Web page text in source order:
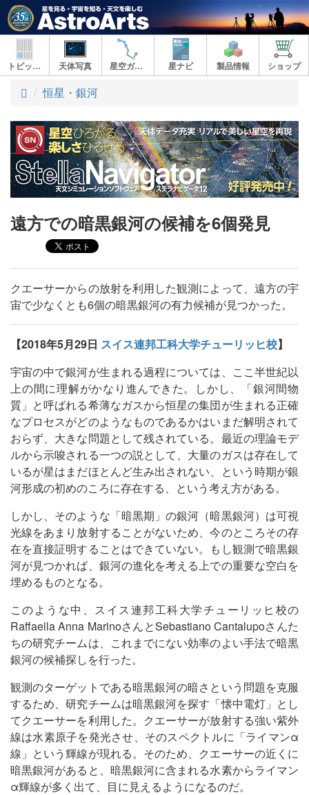
トピックス 天体写真 星空ガイド 星ナビ 製品情報 ショップ
ト
プ
恒星・銀河
遠方での暗黒銀河の候補を6個発見
クエーサーからの放射を利用した観測によって、遠方の宇
宙で少なくとも6個の暗黒銀河の有力候補が見つかった。
【2018年5月29日 スイス連邦工科大学チューリッヒ校】
宇宙の中で銀河が生まれる過程については、ここ半世紀以
上の間に理解がかなり進んできた。しかし、「銀河間物
質」と呼ばれる希薄なガスから恒星の集団が生まれる正確
なプロセスがどのようなものであるかはいまだ解明されて
おらず、大きな問題として残されている。最近の理論モデ
ルから示唆される一つの説として、大量のガスは存在して
いるが星はまだほとんど生み出されない、という時期が銀
河形成の初めのころに存在する、という考え方がある。
しかし、そのような「暗黒期」の銀河（暗黒銀河）は可視
光線をあまり放射することがないため、今のところその存
在を直接証明することはできていない。もし観測で暗黒銀
河が見つかれば、銀河の進化を考える上での重要な空白を
埋めるものとなる。
このような中、スイス連邦工科大学チューリッヒ校の
Raffaella Anna MarinoさんとSebastiano Cantalupoさんた
ちの研究チームは、これまでにない効率のよい手法で暗黒
銀河の候補探しを行った。
観測のターゲットである暗黒銀河の暗さという問題を克服
するため、研究チームは暗黒銀河を探す「懐中電灯」とし
てクエーサーを利用した。クエーサーが放射する強い紫外
線は水素原子を発光させ、そのスペクトルに「ライマンα
線」という輝線が現れる。そのため、クエーサーの近くに
暗黒銀河があると、暗黒銀河に含まれる水素からライマン
α輝線が多く出て、目に見えるようになるのだ。